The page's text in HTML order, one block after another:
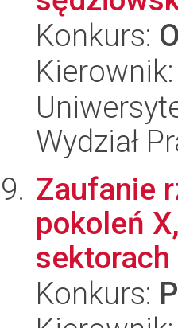
Konkurs:
Wydział
Zaufanie
pokoleń
Konkurs: